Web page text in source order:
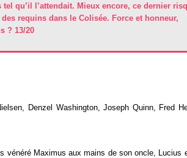
qu’il l’attendait. Mieux encore, ce dernier
requins dans le Colisée. Force et honneur,
? 13/20
Denzel Washington, Joseph Quinn, Fred
vénéré Maximus aux mains de son oncle, Lucius